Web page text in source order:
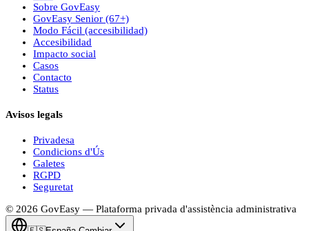
Sobre GovEasy
GovEasy Senior (67+)
Modo Fácil (accesibilidad)
Accesibilidad
Impacto social
Casos
Contacto
Status
Avisos legals
Privadesa
Condicions d'Ús
Galetes
RGPD
Seguretat
© 2026 GovEasy — Plataforma privada d'assistència administrativa